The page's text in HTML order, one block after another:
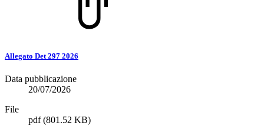
Allegato Det 297 2026
Data pubblicazione
20/07/2026
File
pdf(801.52 KB)